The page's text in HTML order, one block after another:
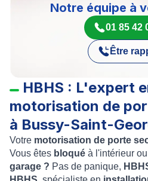
Notre équipe à
01 85 42
Être
HBHS : L'expert
motorisation de
à Bussy-Saint-
Votre motorisation de porte
Vous êtes bloqué à l'intérieur
garage ? Pas de panique,